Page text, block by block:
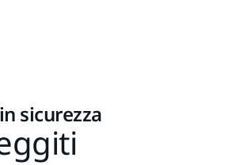
sicurezza